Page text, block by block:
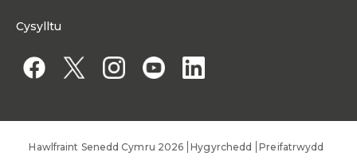
Fframwaith Llywodraethu Corfforaethol y Comisiwn
Gweithio i Aelod o'r Senedd
Cysylltu
Hawlfraint Senedd Cymru 2026 Hygyrchedd Preifatrwydd